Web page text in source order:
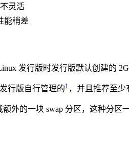
不灵活
能稍差
发行版时发行版默认创建的
行版自行管理的1 ，并且推荐至少
外的一块 swap 分区，这种分区